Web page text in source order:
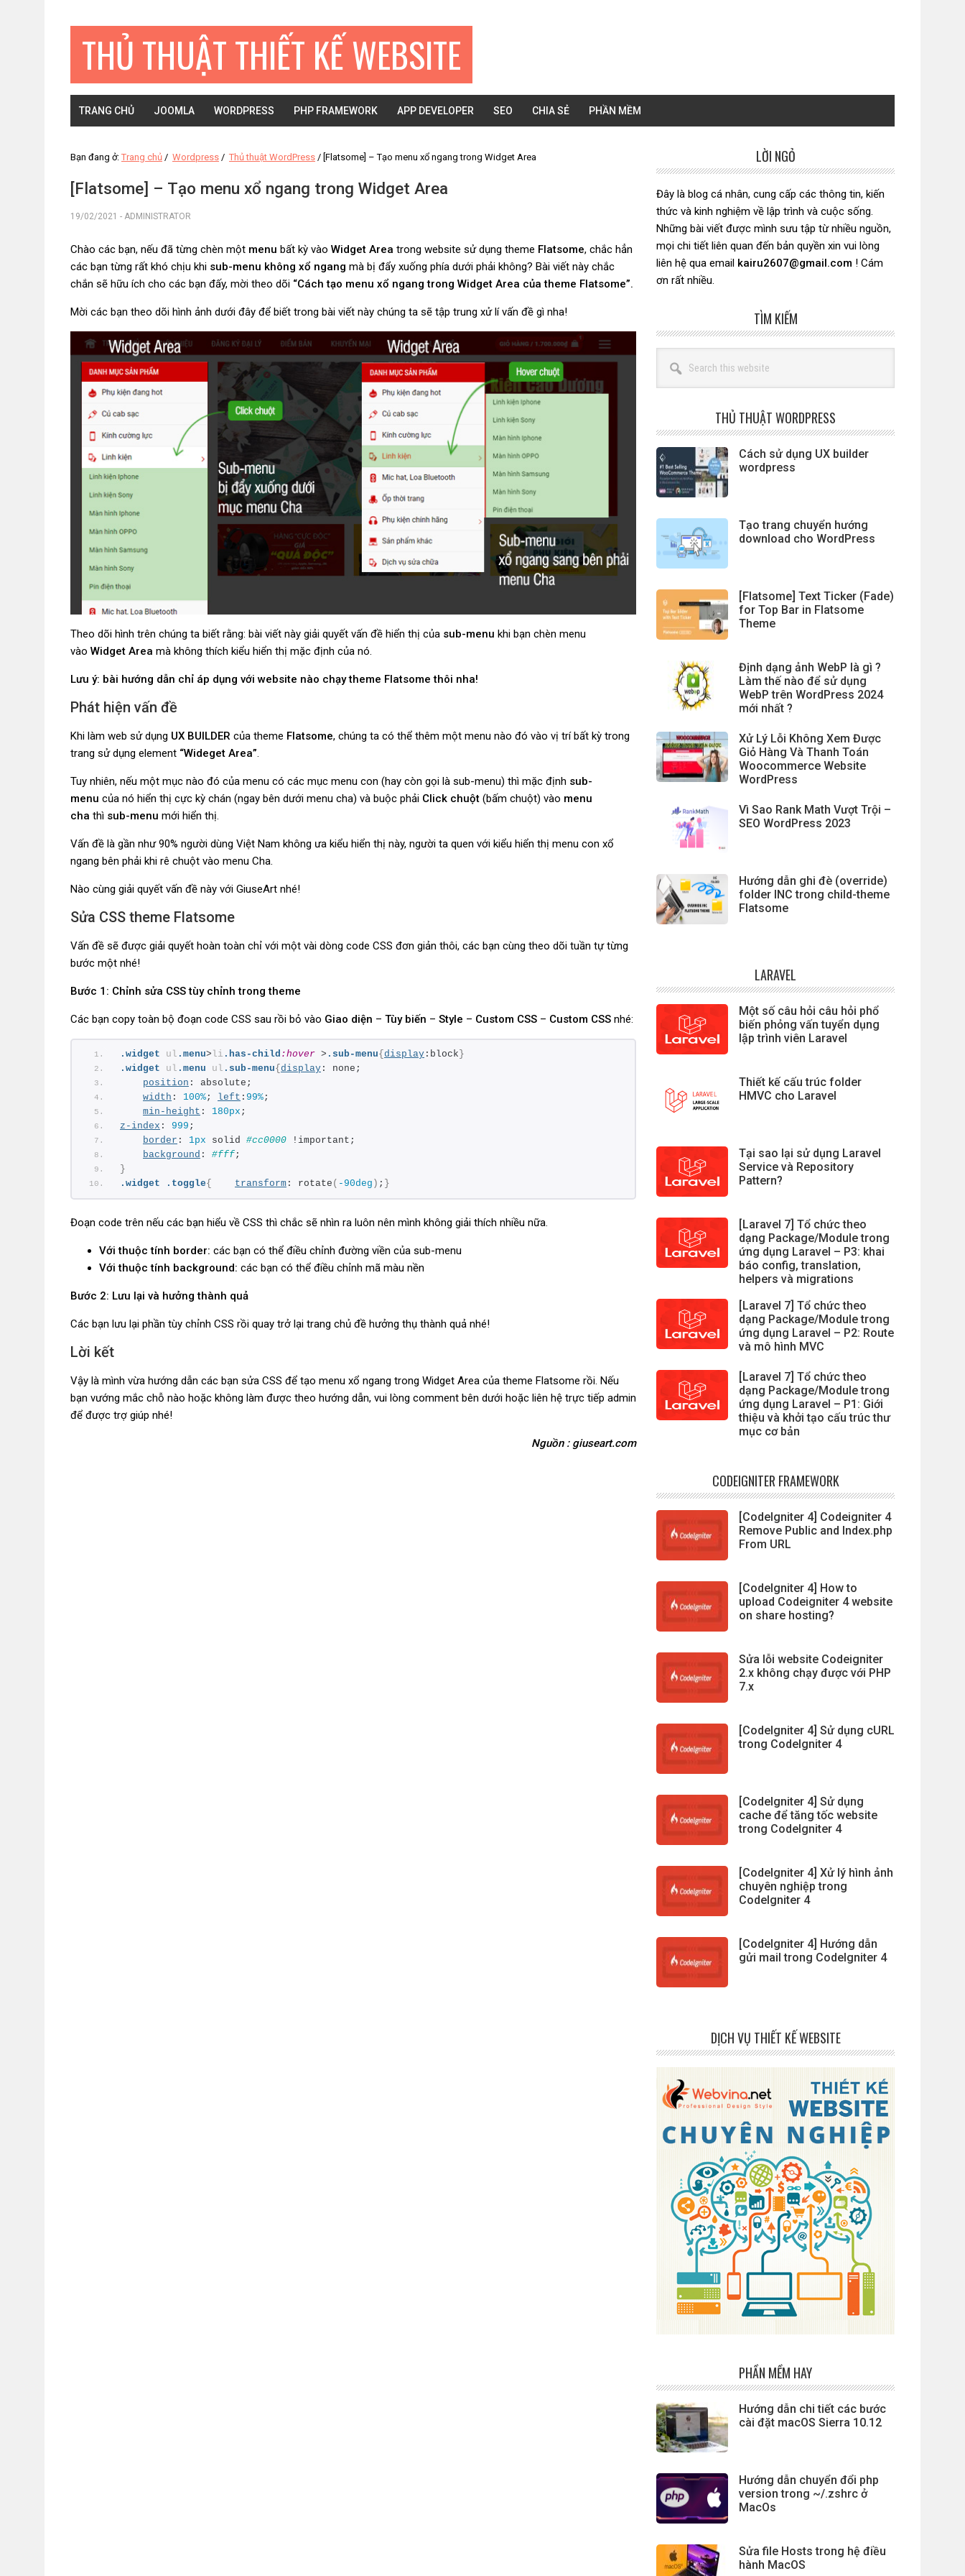
THỦ THUẬT THIẾT KẾ WEBSITE
TRANG CHỦ JOOMLA WORDPRESS PHP FRAMEWORK APP DEVELOPER SEO CHIA SẺ PHẦN MỀM
Bạn đang ở: Trang chủ / Wordpress / Thủ thuật WordPress / [Flatsome] – Tạo menu xổ ngang trong Widget Area
[Flatsome] – Tạo menu xổ ngang trong Widget Area
19/02/2021 - ADMINISTRATOR
Chào các bạn, nếu đã từng chèn một menu bất kỳ vào Widget Area trong website sử dụng theme Flatsome, chắc hẳn
các bạn từng rất khó chịu khi sub-menu không xổ ngang mà bị đẩy xuống phía dưới phải không? Bài viết này chắc
chắn sẽ hữu ích cho các bạn đấy, mời theo dõi “Cách tạo menu xổ ngang trong Widget Area của theme Flatsome”.
Mời các bạn theo dõi hình ảnh dưới đây để biết trong bài viết này chúng ta sẽ tập trung xử lí vấn đề gì nha!
Theo dõi hình trên chúng ta biết rằng: bài viết này giải quyết vấn đề hiển thị của sub-menu khi bạn chèn menu
vào Widget Area mà không thích kiểu hiển thị mặc định của nó.
Lưu ý: bài hướng dẫn chỉ áp dụng với website nào chạy theme Flatsome thôi nha!
Phát hiện vấn đề
Khi làm web sử dụng UX BUILDER của theme Flatsome, chúng ta có thể thêm một menu nào đó vào vị trí bất kỳ trong
trang sử dụng element “Wideget Area”.
Tuy nhiên, nếu một mục nào đó của menu có các mục menu con (hay còn gọi là sub-menu) thì mặc định sub-
menu của nó hiển thị cực kỳ chán (ngay bên dưới menu cha) và buộc phải Click chuột (bấm chuột) vào menu
cha thì sub-menu mới hiển thị.
Vấn đề là gần như 90% người dùng Việt Nam không ưa kiểu hiển thị này, người ta quen với kiểu hiển thị menu con xổ
ngang bên phải khi rê chuột vào menu Cha.
Nào cùng giải quyết vấn đề này với GiuseArt nhé!
Sửa CSS theme Flatsome
Vấn đề sẽ được giải quyết hoàn toàn chỉ với một vài dòng code CSS đơn giản thôi, các bạn cùng theo dõi tuần tự từng
bước một nhé!
Bước 1: Chỉnh sửa CSS tùy chỉnh trong theme
Các bạn copy toàn bộ đoạn code CSS sau rồi bỏ vào Giao diện – Tùy biến – Style – Custom CSS – Custom CSS nhé:
.widget ul .menu> li .has-child :hover > .sub-menu{ display :block }
.widget
ul .menu ul .sub-menu{ display : none;
position : absolute;
width : 100%; left : 99%;
min-height : 180px ;
z-index : 999 ;
border : 1px solid #cc0000 !important;
background : #fff;
}
.widget
.toggle{ transform : rotate ( -90deg ) ; }
Đoạn code trên nếu các bạn hiểu về CSS thì chắc sẽ nhìn ra luôn nên mình không giải thích nhiều nữa.
Với thuộc tính border: các bạn có thể điều chỉnh đường viền của sub-menu
Với thuộc tính background: các bạn có thể điều chỉnh mã màu nền
Bước 2: Lưu lại và hưởng thành quả
Các bạn lưu lại phần tùy chỉnh CSS rồi quay trở lại trang chủ đề hưởng thụ thành quả nhé!
Lời kết
Vậy là mình vừa hướng dẫn các bạn sửa CSS để tạo menu xổ ngang trong Widget Area của theme Flatsome rồi. Nếu
bạn vướng mắc chỗ nào hoặc không làm được theo hướng dẫn, vui lòng comment bên dưới hoặc liên hệ trực tiếp admin
để được trợ giúp nhé!
Nguồn : giuseart.com
chính
LỜI NGỎ
Đây là blog cá nhân, cung cấp các thông tin, kiến
thức và kinh nghiệm về lập trình và cuộc sống.
Những bài viết được mình sưu tập từ nhiều nguồn,
mọi chi tiết liên quan đến bản quyền xin vui lòng
liên hệ qua email kairu2607@gmail.com ! Cám
ơn rất nhiều.
TÌM KIẾM
this
website
THỦ THUẬT WORDPRESS
Cách sử dụng UX builder
wordpress
Tạo trang chuyển hướng
download cho WordPress
[Flatsome] Text Ticker (Fade)
for Top Bar in Flatsome
Theme
Định dạng ảnh WebP là gì ?
Làm thế nào để sử dụng
WebP trên WordPress 2024
mới nhất ?
Xử Lý Lỗi Không Xem Được
Giỏ Hàng Và Thanh Toán
Woocommerce Website
WordPress
Vì Sao Rank Math Vượt Trội –
SEO WordPress 2023
Hướng dẫn ghi đè (override)
folder INC trong child-theme
Flatsome
LARAVEL
Một số câu hỏi câu hỏi phổ
biến phỏng vấn tuyển dụng
lập trình viên Laravel
Thiết kế cấu trúc folder
HMVC cho Laravel
Tại sao lại sử dụng Laravel
Service và Repository
Pattern?
[Laravel 7] Tổ chức theo
dạng Package/Module trong
ứng dụng Laravel – P3: khai
báo config, translation,
helpers và migrations
[Laravel 7] Tổ chức theo
dạng Package/Module trong
ứng dụng Laravel – P2: Route
và mô hình MVC
[Laravel 7] Tổ chức theo
dạng Package/Module trong
ứng dụng Laravel – P1: Giới
thiệu và khởi tạo cấu trúc thư
mục cơ bản
CODEIGNITER FRAMEWORK
[CodeIgniter 4] Codeigniter 4
Remove Public and Index.php
From URL
[CodeIgniter 4] How to
upload Codeigniter 4 website
on share hosting?
Sửa lỗi website Codeigniter
2.x không chạy được với PHP
7.x
[CodeIgniter 4] Sử dụng cURL
trong CodeIgniter 4
[CodeIgniter 4] Sử dụng
cache để tăng tốc website
trong CodeIgniter 4
[CodeIgniter 4] Xử lý hình ảnh
chuyên nghiệp trong
CodeIgniter 4
[CodeIgniter 4] Hướng dẫn
gửi mail trong CodeIgniter 4
DỊCH VỤ THIẾT KẾ WEBSITE
PHẦN MỀM HAY
Hướng dẫn chi tiết các bước
cài đặt macOS Sierra 10.12
Hướng dẫn chuyển đổi php
version trong ~/.zshrc ở
MacOs
Sửa file Hosts trong hệ điều
hành MacOS